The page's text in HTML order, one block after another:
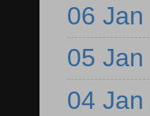
06 Jan
05 Jan
04 Jan